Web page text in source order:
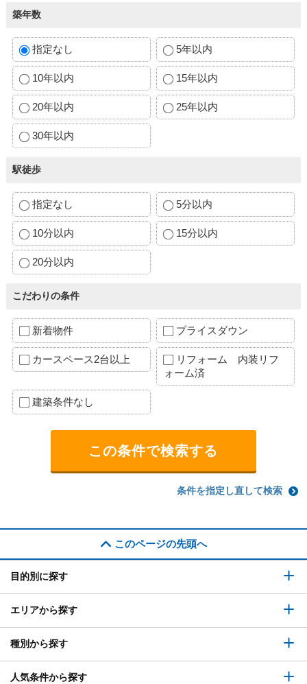
築年数
指定なし 5年以内
10年以内 15年以内
20年以内 25年以内
30年以内
駅徒歩
指定なし 5分以内
10分以内 15分以内
20分以内
こだわりの条件
新着物件 プライスダウン
カースペース2台以上
リフォーム 内装リフ
ォーム済
建築条件なし
条件を指定し直して検索
このページの先頭へ
目的別に探す
エリアから探す
種別から探す
人気条件から探す